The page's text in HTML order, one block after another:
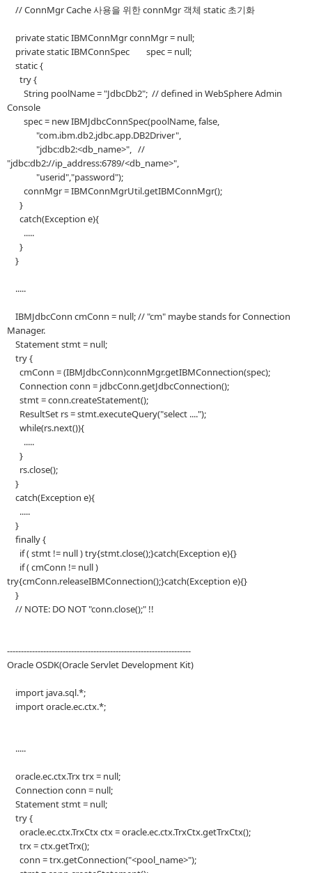
// ConnMgr Cache 사용을 위한 connMgr 객체 static 초기화
private static IBMConnMgr connMgr = null;
private static IBMConnSpec spec = null;
static {
try {
String poolName = "JdbcDb2"; // defined in WebSphere Admin
Console
spec = new IBMJdbcConnSpec(poolName, false,
"com.ibm.db2.jdbc.app.DB2Driver",
"jdbc:db2:<db_name>", //
"jdbc:db2://ip_address:6789/<db_name>",
"userid","password");
connMgr = IBMConnMgrUtil.getIBMConnMgr();
}
catch(Exception e){
.....
}
}
.....
IBMJdbcConn cmConn = null; // "cm" maybe stands for Connection
Manager.
Statement stmt = null;
try {
cmConn = (IBMJdbcConn)connMgr.getIBMConnection(spec);
Connection conn = jdbcConn.getJdbcConnection();
stmt = conn.createStatement();
ResultSet rs = stmt.executeQuery("select ....");
while(rs.next()){
.....
}
rs.close();
}
catch(Exception e){
.....
}
finally {
if ( stmt != null ) try{stmt.close();}catch(Exception e){}
if ( cmConn != null )
try{cmConn.releaseIBMConnection();}catch(Exception e){}
}
// NOTE: DO NOT "conn.close();" !!
------------------------------------------------------------------
Oracle OSDK(Oracle Servlet Development Kit)
import java.sql.*;
import oracle.ec.ctx.*;
.....
oracle.ec.ctx.Trx trx = null;
Connection conn = null;
Statement stmt = null;
try {
oracle.ec.ctx.TrxCtx ctx = oracle.ec.ctx.TrxCtx.getTrxCtx();
trx = ctx.getTrx();
conn = trx.getConnection("<pool_name>");